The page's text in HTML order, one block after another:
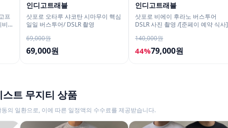
프
인디고트래블
삿포로 오타루 샤코탄 시마무이 핵심
일일 버스투어/ DSLR 촬영
69,000원
69,000원
인디고트래블
삿포로 비에이 후라노 버스투어
DSLR 사진 촬영 /[준페이 예약 식사]
140,000원
44%79,000원
트 무지티 상품
의 일환으로, 이에 따른 일정액의 수수료를 제공받습니다.